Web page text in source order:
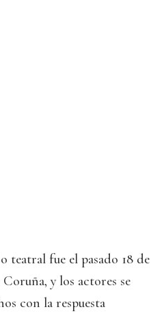
teatral fue el pasado 18 de
y los actores se
con la respuesta